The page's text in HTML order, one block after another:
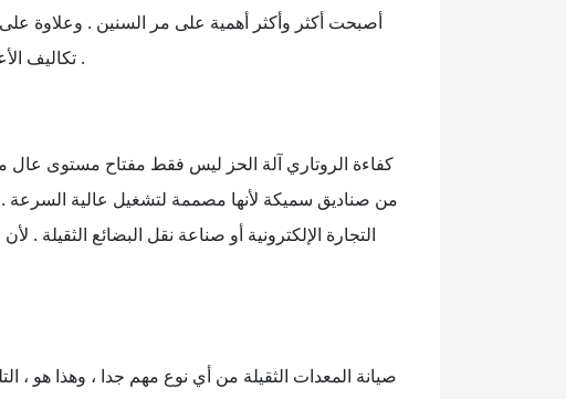
أصبحت أكثر وأكثر أهمية على مر السنين . وعلاوة على
تكاليف الأعمال التجارية أيضا . وهذا يوفر حلولا اقتصادية وبيئية للشركات التي تسعى إلى ممارسات وسياسات مستدامة .
كفاءة الروتاري آلة الحز ليس فقط مفتاح مستوى عال
من صناديق سميكة لأنها مصممة لتشغيل عالية السرعة
التجارة الإلكترونية أو صناعة نقل البضائع الثقيلة
صيانة المعدات الثقيلة من أي نوع مهم جدا ، وهذا هو ،